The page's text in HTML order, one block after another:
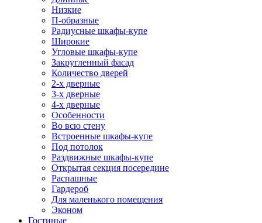
Низкие
П-образные
Радиусные шкафы-купе
Широкие
Угловые шкафы-купе
Закругленный фасад
Количество дверей
2-х дверные
3-х дверные
4-х дверные
Особенности
Во всю стену
Встроенные шкафы-купе
Под потолок
Раздвижные шкафы-купе
Открытая секция посередине
Распашные
Гардероб
Для маленького помещения
Эконом
Гостиные